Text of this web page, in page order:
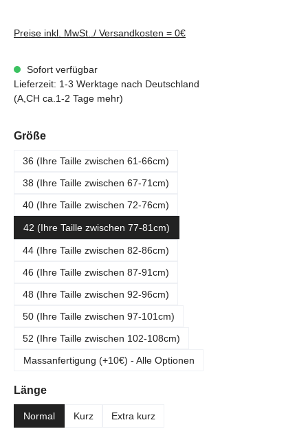
Preise inkl. MwSt../ Versandkosten = 0€
Sofort verfügbar
Lieferzeit: 1-3 Werktage nach Deutschland
(A,CH ca.1-2 Tage mehr)
Größeauswählen
36 (Ihre Taille zwischen 61-66cm)
38 (Ihre Taille zwischen 67-71cm)
40 (Ihre Taille zwischen 72-76cm)
42 (Ihre Taille zwischen 77-81cm)
44 (Ihre Taille zwischen 82-86cm)
46 (Ihre Taille zwischen 87-91cm)
48 (Ihre Taille zwischen 92-96cm)
50 (Ihre Taille zwischen 97-101cm)
52 (Ihre Taille zwischen 102-108cm)
Massanfertigung (+10€) - Alle Optionen
Längeauswählen
Normal Kurz Extra kurz